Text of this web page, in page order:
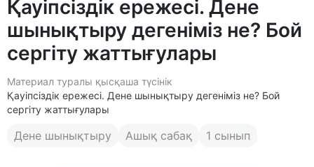
Қауіпсіздік ережесі. Дене
шынықтыру дегеніміз не? Бой
сергіту жаттығулары
Материал туралы қысқаша түсінік
Қауіпсіздік ережесі. Дене шынықтыру дегеніміз не? Бой
сергіту жаттығулары
Дене шынықтыру Ашық сабақ 1 сынып